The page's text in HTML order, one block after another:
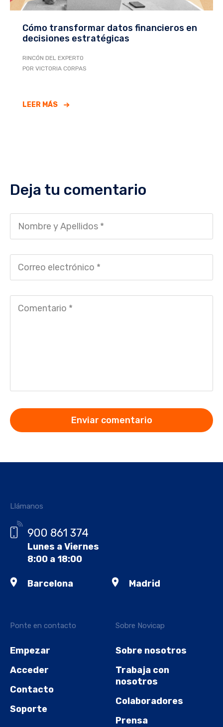
Cómo transformar datos financieros en
decisiones estratégicas
RINCÓN DEL EXPERTO
POR VICTORIA CORPAS
LEER MÁS
Deja tu comentario
Ponte en contacto
Empezar
Acceder
Contacto
Soporte
Sobre Novicap
Sobre nosotros
Trabaja con
nosotros
Colaboradores
Prensa
Llámanos
900 861 374
Lunes a Viernes
8:00 a 18:00
Barcelona Madrid